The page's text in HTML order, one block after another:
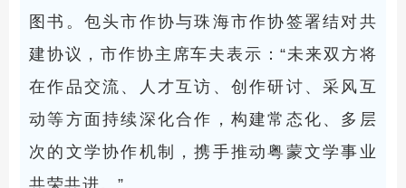
图书。包头市作协与珠海市作协签署结对共
建协议，市作协主席车夫表示：“未来双方将
在作品交流、人才互访、创作研讨、采风互
动等方面持续深化合作，构建常态化、多层
次的文学协作机制，携手推动粤蒙文学事业